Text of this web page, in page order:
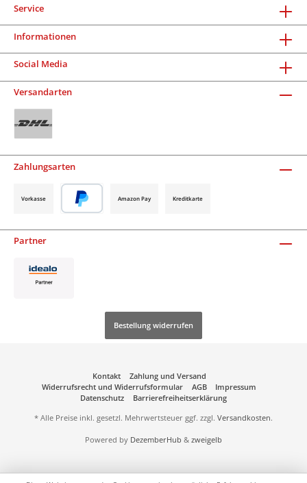
Service
Informationen
Social Media
Versandarten
Zahlungsarten
Vorkasse Amazon Pay Kreditkarte
Partner
Bestellung widerrufen
Kontakt
Zahlung und Versand
Widerrufsrecht und Widerrufsformular
AGB
Impressum
Datenschutz
Barrierefreiheitserklärung
* Alle Preise inkl. gesetzl. Mehrwertsteuer ggf. zzgl. Versandkosten.
Powered by DezemberHub & zweigelb